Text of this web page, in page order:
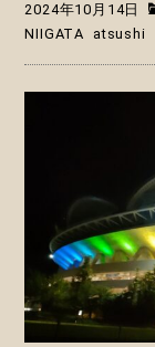
2024年10月14日
NIIGATA
atsushi